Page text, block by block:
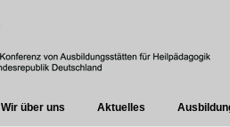
Wir über uns Aktuelles